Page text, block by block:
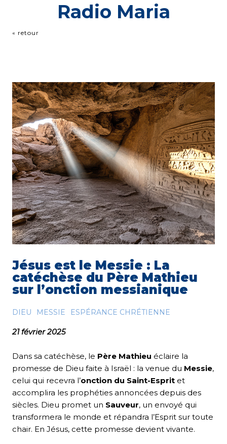
Radio Maria
« retour
Jésus est le Messie : La
catéchèse du Père Mathieu
sur l’onction messianique
DIEU MESSIE ESPÉRANCE CHRÉTIENNE
21 février 2025
Dans sa catéchèse, le Père Mathieu éclaire la
promesse de Dieu faite à Israël : la venue du Messie,
celui qui recevra l’onction du Saint-Esprit et
accomplira les prophéties annoncées depuis des
siècles. Dieu promet un Sauveur, un envoyé qui
transformera le monde et répandra l’Esprit sur toute
chair. En Jésus, cette promesse devient vivante.